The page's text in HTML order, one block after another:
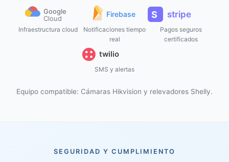
Infraestructura cloud
Notificaciones tiempo
real
Pagos seguros
certificados
SMS y alertas
Equipo compatible: Cámaras Hikvision y relevadores Shelly.
SEGURIDAD Y CUMPLIMIENTO